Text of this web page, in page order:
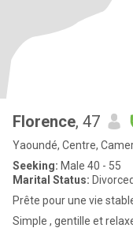
Florence, 47
Yaoundé, Centre,
Seeking: Male 40 - 55
Marital Status: Divorced
Prête pour une vie
Simple , gentille et